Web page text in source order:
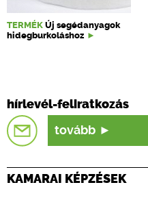
TERMÉK Új segédanyagok
hidegburkoláshoz
hírlevél-feliratkozás
tovább
KAMARAI KÉPZÉSEK